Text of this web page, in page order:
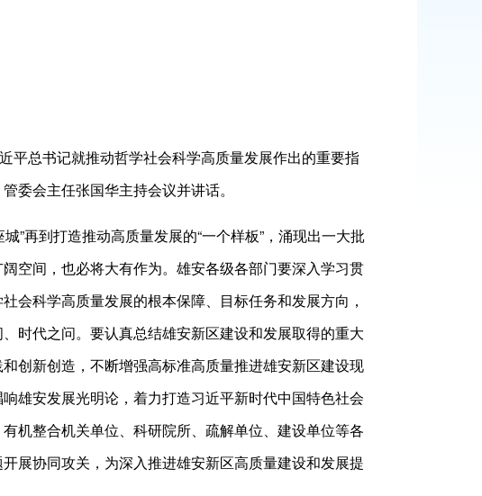
总书记就推动哲学社会科学高质量发展作出的重要指
委会主任张国华主持会议并讲话。
”再到打造推动高质量发展的“一个样板”，涌现出一大批
空间，也必将大有作为。雄安各级各部门要深入学习贯
会科学高质量发展的根本保障、目标任务和发展方向，
时代之问。要认真总结雄安新区建设和发展取得的重大
创新创造，不断增强高标准高质量推进雄安新区建设现
雄安发展光明论，着力打造习近平新时代中国特色社会
机整合机关单位、科研院所、疏解单位、建设单位等各
展协同攻关，为深入推进雄安新区高质量建设和发展提